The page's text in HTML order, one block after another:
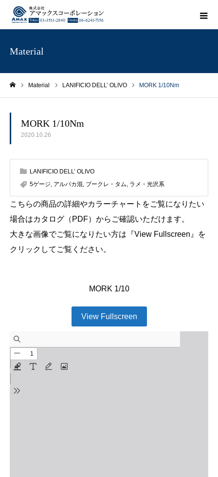
Material
Material LANIFICIO DELL’ OLIVO MORK 1/10Nm
MORK 1/10Nm
2020.10.26
LANIFICIO DELL’ OLIVO
5ゲージ, アルパカ混, ブークレ・タム, ラメ・光沢系
こちらの商品の詳細やカラーチャートをご覧になりたい
場合はカタログ（PDF）からご確認いただけます。
大きな画像でご覧になりたい方は『View Fullscreen』を
クリックしてご覧ください。
MORK 1/10
View Fullscreen